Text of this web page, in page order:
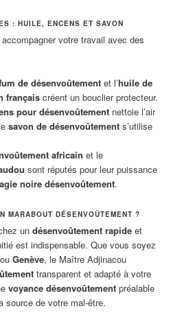
: HUILE, ENCENS ET SAVON
votre travail avec des
de désenvoûtementet l’huile de
françaiscréent un bouclier protecteur.
pour désenvoûtementnettoie l’air
savon de désenvoûtements’utilise
africain et le
sont réputés pour leur puissance
noire désenvoûtement.
MARABOUT DÉSENVOÛTEMENT ?
undésenvoûtement rapide et
est indispensable. Que vous soyez
ouGenève, le Maître Adjinacou
transparent et adapté à votre
voyance désenvoûtement préalable
source de votre mal-être.